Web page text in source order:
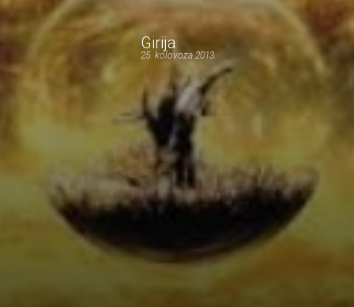
Girija
25. kolovoza 2013.